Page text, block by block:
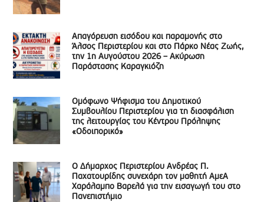
Απαγόρευση εισόδου και παραμονής στο
Άλσος Περιστερίου και στο Πάρκο Νέας Ζωής,
την 1η Αυγούστου 2026 – Ακύρωση
Παράστασης Καραγκιόζη
Ομόφωνο Ψήφισμα του Δημοτικού
Συμβουλίου Περιστερίου για τη διασφάλιση
της λειτουργίας του Κέντρου Πρόληψης
«Οδοιπορικό»
Ο Δήμαρχος Περιστερίου Ανδρέας Π.
Παχατουρίδης συνεχάρη τον μαθητή ΑμεΑ
Χαράλαμπο Βαρελά για την εισαγωγή του στο
Πανεπιστήμιο